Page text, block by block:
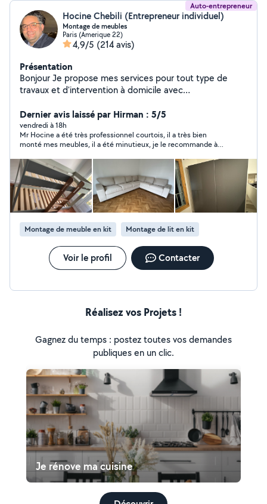
Auto-entrepreneur
Hocine Chebili (Entrepreneur individuel)
Montage de meubles
Paris (Amerique 22)
4,9/5 (214 avis)
Présentation
Bonjour Je propose mes services pour tout type de
travaux et d'intervention à domicile avec
PRESTATION PROPOSÉE .Montage et démontage de
touts types de meubles EKEA,Conforama ,but,etc)
.Aide au déménagement: Manutention,transport
léger,organisation,emballage de meubles et de fragile
(assiettes,verres ,lustres etc ) Fixation murale
meuble,tableaux ,tringles à rideaux ,tv etc .TRAVAUX DE
RÉNOVATION : -penture -carrelages -petit travaux de
bricolage INSTALLATION DE SYSTÈMES DE SÉCURITÉ : -
caméra de surveillance -systèmes de protection d'accès
(digicode ,interphone,serrure renforcée) POURQUOI
ME CHOISIR : .travaille propre et soigné
.ponctuel,sérieux et soigné .Matériel professionnel
Déplacement rapide sur Paris et île de France
CONTACT Disponible touts les jours N'hésitez pas à me
Dernier avis laissé par Hirman : 5/5
vendredi à 18h
Mr Hocine a été très professionnel courtois, il a très bien
monté mes meubles, il a été minutieux, je le recommande à
Montage de meuble en kit Montage de lit en kit
Voir le profil Contacter
Réalisez vos Projets !
Gagnez du temps : postez toutes vos demandes
publiques en un clic.
Je rénove ma cuisine